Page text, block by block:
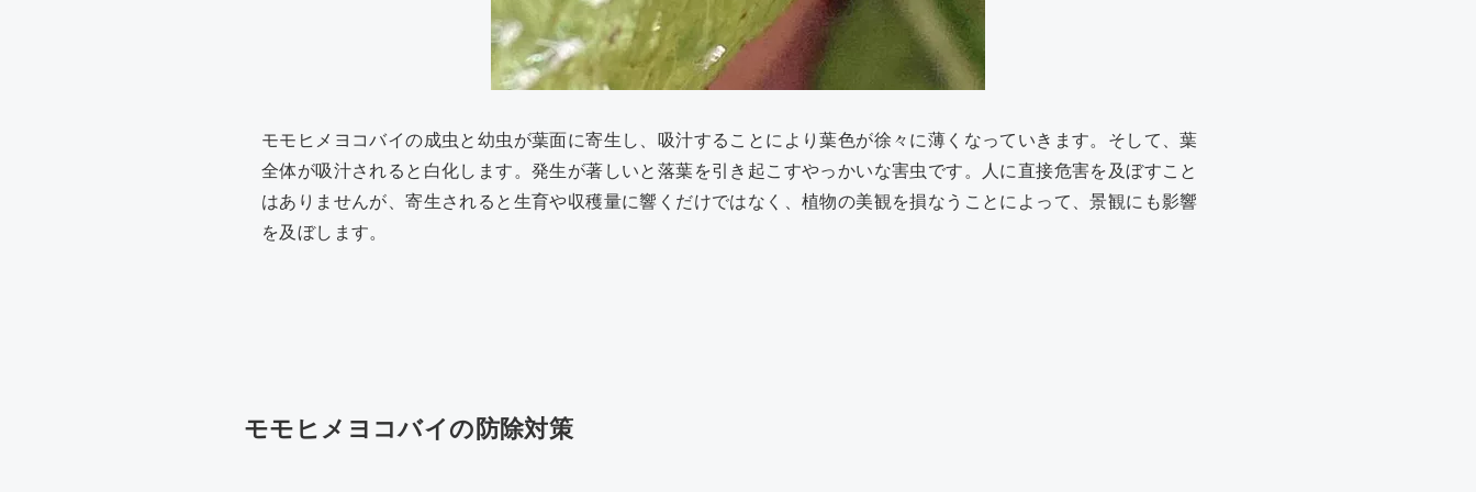
モモヒメヨコバイの成虫と幼虫が葉面に寄生し、吸汁することにより葉色が徐々に薄くなっていきます。そして、葉
全体が吸汁されると白化します。発生が著しいと落葉を引き起こすやっかいな害虫です。人に直接危害を及ぼすこと
はありませんが、寄生されると生育や収穫量に響くだけではなく、植物の美観を損なうことによって、景観にも影響
を及ぼします。
モモヒメヨコバイの防除対策